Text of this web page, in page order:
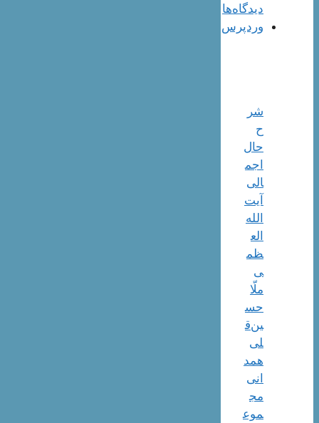
دیدگاه‌ها
وردپرس
شر
ح
حال
اجم
الی
آیت‌
الله‌
الع
ظم
ی
ملّا
حس
ین‌ق
لی
همد
انی
مج
موع